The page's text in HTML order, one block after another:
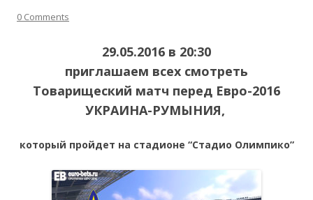
0 Comments
29.05.2016 в 20:30
приглашаем всех смотреть
Товарищеский матч перед Евро-2016
УКРАИНА-РУМЫНИЯ,
который пройдет на стадионе “Стадио Олимпико”